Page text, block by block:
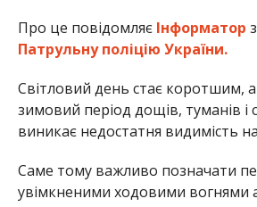
Про це повідомляє Інформатор
Патрульну поліцію України.
Світловий день стає коротшим,
зимовий період дощів, туманів і
виникає недостатня видимість
Саме тому важливо позначати
увімкненими ходовими вогнями